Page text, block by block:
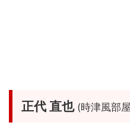
正代 直也 (時津風部